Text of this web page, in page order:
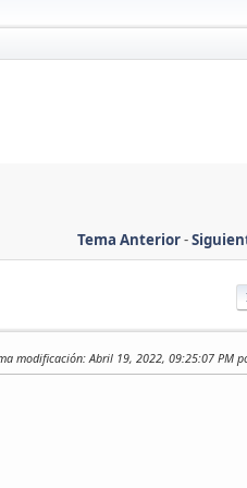
Tema Anterior-
modificación: Abril 19, 2022, 09:25:07 PM